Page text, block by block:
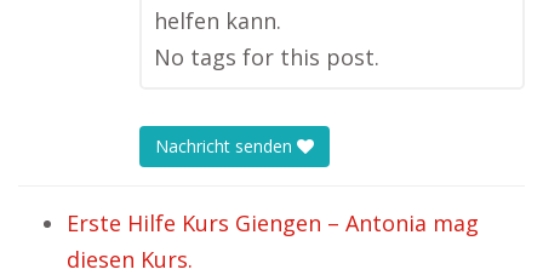
helfen kann.
No tags for this post.
Nachricht senden
Erste Hilfe Kurs Giengen – Antonia mag
diesen Kurs.